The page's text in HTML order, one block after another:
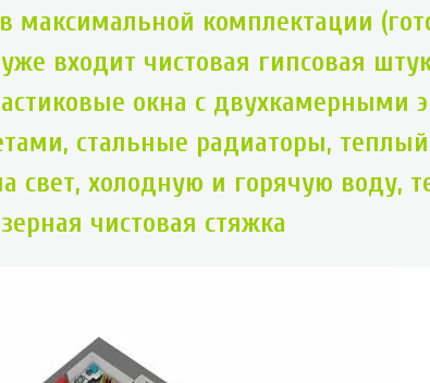
максимальной комплектации
входит чистовая гипсовая
окна с двухкамерными
стальные радиаторы,
свет, холодную и горячую воду,
чистовая стяжка